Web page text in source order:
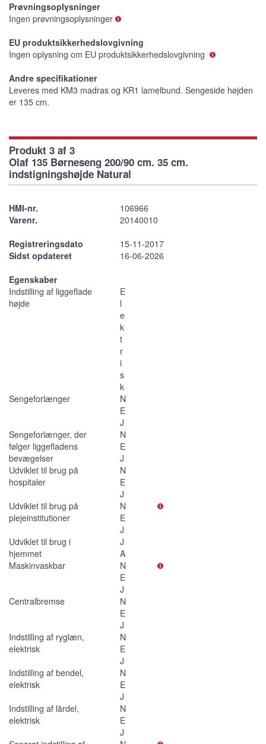
Prøvningsoplysninger
Ingen prøvningsoplysninger
EU produktsikkerhedslovgivning
Ingen oplysning om EU produktsikkerhedslovgivning
Andre specifikationer
Leveres med KM3 madras og KR1 lamelbund. Sengeside højden
er 135 cm.
Produkt 3 af 3
Olaf 135 Børneseng 200/90 cm. 35 cm.
indstigningshøjde Natural
HMI-nr.
106966
Varenr.
20140010
Registreringsdato
15-11-2017
Sidst opdateret
16-06-2026
Egenskaber
Indstilling af liggeflade
højde
E
l
e
k
t
r
i
s
k
Sengeforlænger
N
E
J
Sengeforlænger, der
følger liggefladens
bevægelser
N
E
J
Udviklet til brug på
hospitaler
N
E
J
Udviklet til brug på
plejeinstitutioner
N
E
J
Udviklet til brug i
hjemmet
J
A
Maskinvaskbar
N
E
J
Centralbremse
N
E
J
Indstilling af ryglæn,
elektrisk
N
E
J
Indstilling af bendel,
elektrisk
N
E
J
Indstilling af lårdel,
elektrisk
N
E
J